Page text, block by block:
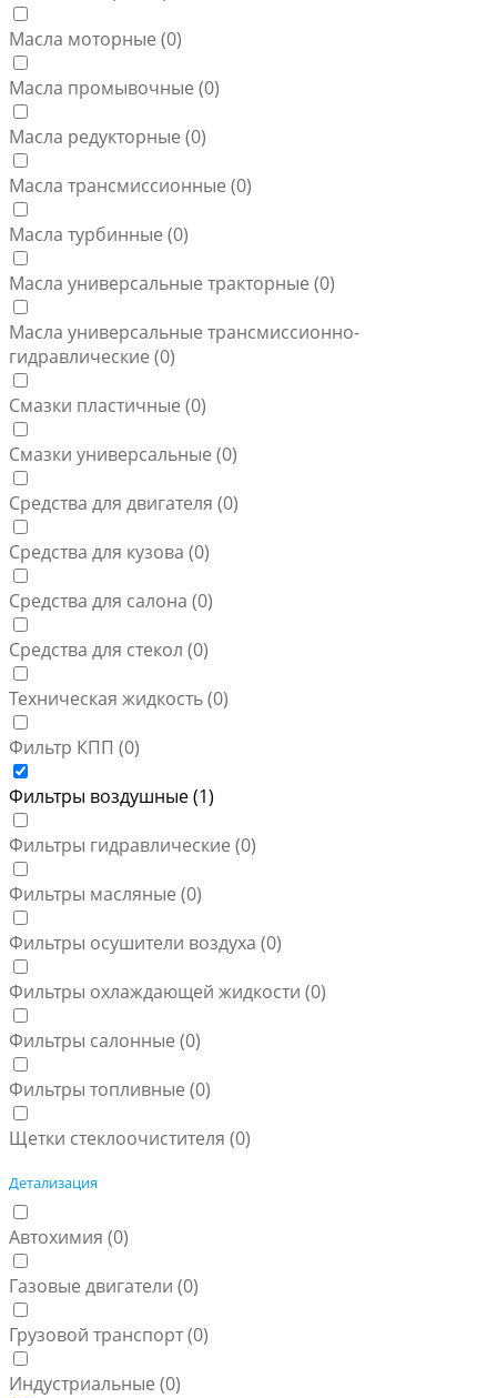
Масла моторные (0)
Масла промывочные (0)
Масла редукторные (0)
Масла трансмиссионные (0)
Масла турбинные (0)
Масла универсальные тракторные (0)
Масла универсальные трансмиссионно-
гидравлические (0)
Смазки пластичные (0)
Смазки универсальные (0)
Средства для двигателя (0)
Средства для кузова (0)
Средства для салона (0)
Средства для стекол (0)
Техническая жидкость (0)
Фильтр КПП (0)
Фильтры воздушные (1)
Фильтры гидравлические (0)
Фильтры масляные (0)
Фильтры осушители воздуха (0)
Фильтры охлаждающей жидкости (0)
Фильтры салонные (0)
Фильтры топливные (0)
Щетки стеклоочистителя (0)
Детализация
Автохимия (0)
Газовые двигатели (0)
Грузовой транспорт (0)
Индустриальные (0)